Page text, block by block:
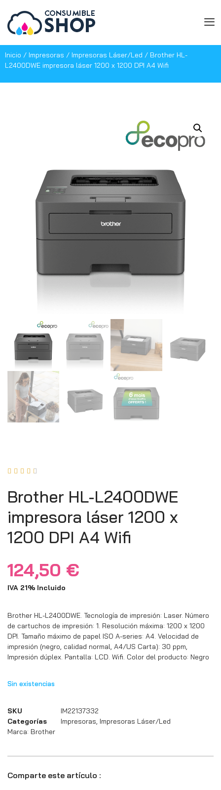
Inicio / Impresoras / Impresoras Láser/Led / Brother HL-
L2400DWE impresora láser 1200 x 1200 DPI A4 Wifi
    
Brother HL-L2400DWE
impresora láser 1200 x
1200 DPI A4 Wifi
124,50 €
IVA 21% Incluido
Brother HL-L2400DWE. Tecnología de impresión: Laser. Número
de cartuchos de impresión: 1. Resolución máxima: 1200 x 1200
DPI. Tamaño máximo de papel ISO A-series: A4. Velocidad de
impresión (negro, calidad normal, A4/US Carta): 30 ppm,
Impresión dúplex. Pantalla: LCD. Wifi. Color del producto: Negro
Sin existencias
SKU
IM22137332
Categorías
Impresoras Impresoras Láser/Led
Marca: Brother
Comparte este artículo :